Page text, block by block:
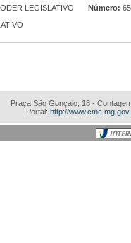
LEGISLATIVO Número: 65
Praça São Gonçalo, 18 -
Portal: http://